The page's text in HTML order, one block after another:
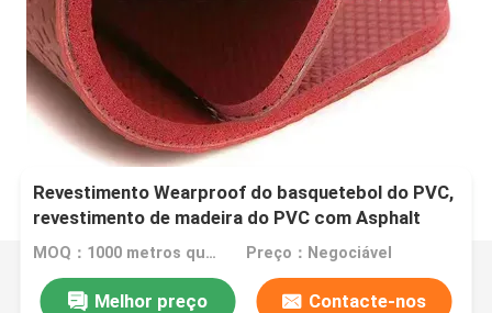
Revestimento Wearproof do basquetebol do PVC,
revestimento de madeira do PVC com Asphalt
Layer
MOQ：1000 metros quadrados Preço：Negociável
Melhor preço Contacte-nos